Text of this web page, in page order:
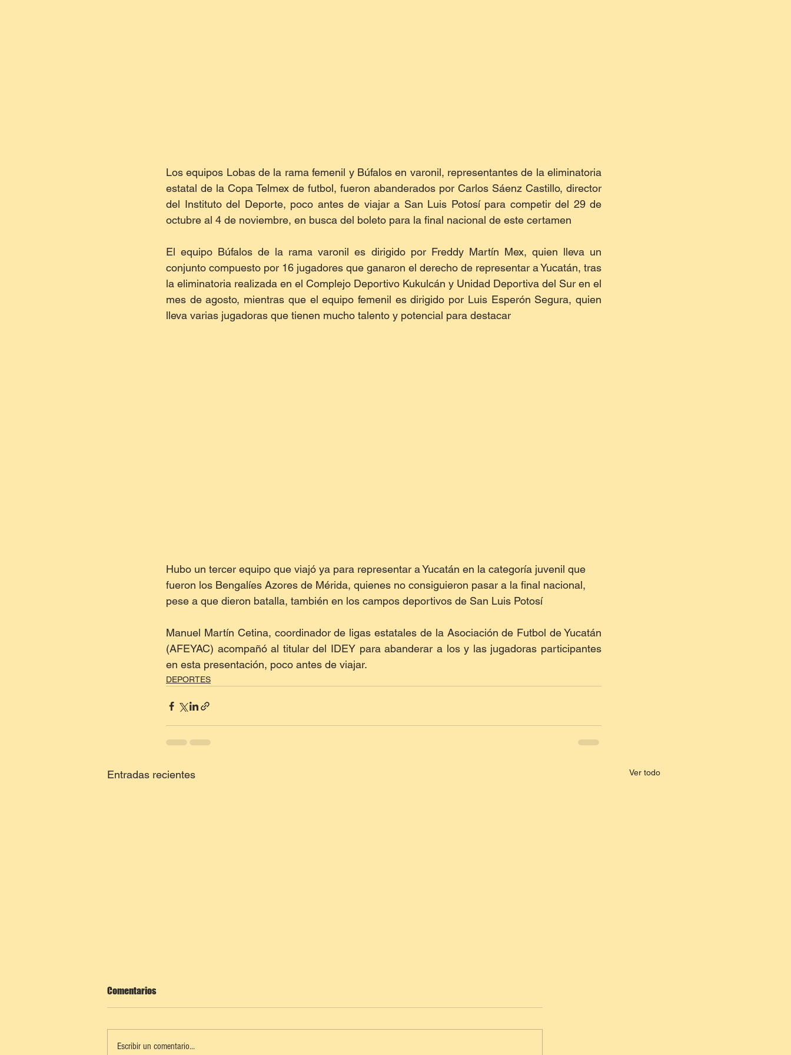
Los equipos Lobas de la rama femenil y Búfalos en varonil, representantes de la eliminatoria
estatal de la Copa Telmex de futbol, fueron abanderados por Carlos Sáenz Castillo, director
del Instituto del Deporte, poco antes de viajar a San Luis Potosí para competir del 29 de
octubre al 4 de noviembre, en busca del boleto para la final nacional de este certamen
El equipo Búfalos de la rama varonil es dirigido por Freddy Martín Mex, quien lleva un
conjunto compuesto por 16 jugadores que ganaron el derecho de representar a Yucatán, tras
la eliminatoria realizada en el Complejo Deportivo Kukulcán y Unidad Deportiva del Sur en el
mes de agosto, mientras que el equipo femenil es dirigido por Luis Esperón Segura, quien
lleva varias jugadoras que tienen mucho talento y potencial para destacar
Hubo un tercer equipo que viajó ya para representar a Yucatán en la categoría juvenil que
fueron los Bengalíes Azores de Mérida, quienes no consiguieron pasar a la final nacional,
pese a que dieron batalla, también en los campos deportivos de San Luis Potosí
Manuel Martín Cetina, coordinador de ligas estatales de la Asociación de Futbol de Yucatán
(AFEYAC) acompañó al titular del IDEY para abanderar a los y las jugadoras participantes
en esta presentación, poco antes de viajar.
DEPORTES
Entradas recientes Ver todo
Comentarios
Escribir un comentario...